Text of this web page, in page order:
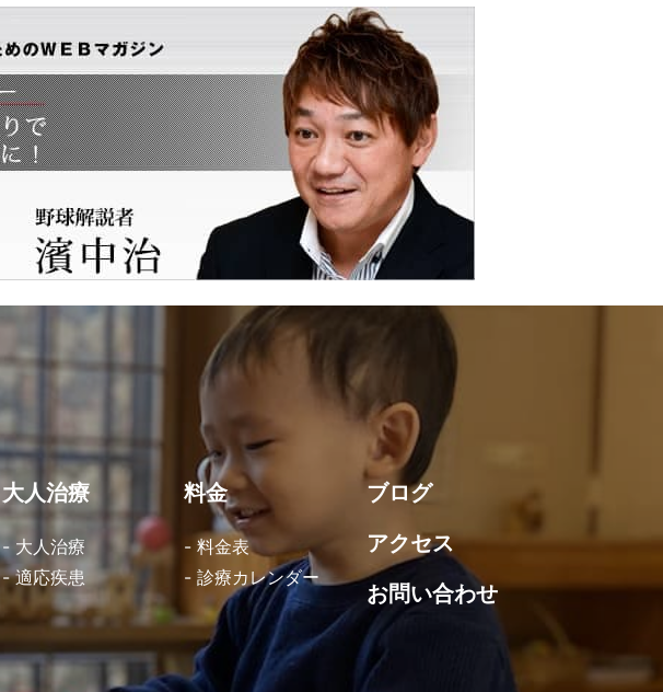
大人治療
- 大人治療
- 適応疾患
料金
- 料金表
- 診療カレンダー
ブログ
アクセス
お問い合わせ